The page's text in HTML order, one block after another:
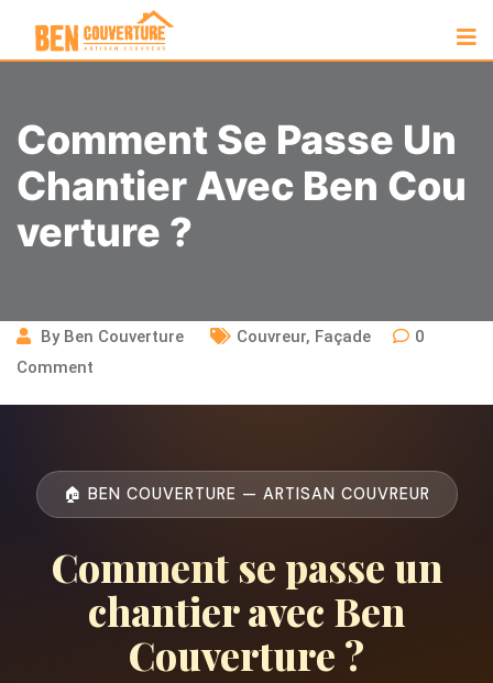
Comment Se Passe Un
Chantier Avec Ben Cou
Verture ?
By Ben Couverture Couvreur, Façade
0
Comment
🏠 BEN COUVERTURE — ARTISAN COUVREUR
Comment se passe un
chantier avec Ben
Couverture ?